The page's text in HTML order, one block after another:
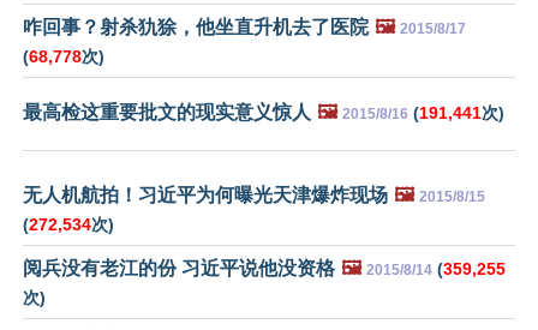
咋回事？射杀犰狳，他坐直升机去了医院 🖼️ 2015/8/17
(68,778次)
最高检这重要批文的现实意义惊人 🖼️ 2015/8/16 (191,441次)
无人机航拍！习近平为何曝光天津爆炸现场 🖼️ 2015/8/15
(272,534次)
阅兵没有老江的份 习近平说他没资格 🖼️ 2015/8/14 (359,255
次)